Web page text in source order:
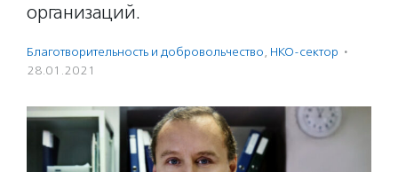
организаций.
Благотвори­тель­ность и доброволь­чест­во, НКО-сектор ·
28.01.2021